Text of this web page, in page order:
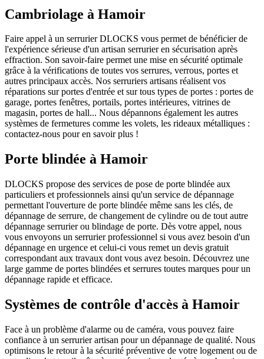
Cambriolage à Hamoir
Faire appel à un serrurier DLOCKS vous permet de bénéficier de
l'expérience sérieuse d'un artisan serrurier en sécurisation après
effraction. Son savoir-faire permet une mise en sécurité optimale
grâce à la vérifications de toutes vos serrures, verrous, portes et
autres principaux accès. Nos serruriers artisans réalisent vos
réparations sur portes d'entrée et sur tous types de portes : portes de
garage, portes fenêtres, portails, portes intérieures, vitrines de
magasin, portes de hall... Nous dépannons également les autres
systèmes de fermetures comme les volets, les rideaux métalliques :
contactez-nous pour en savoir plus !
Porte blindée à Hamoir
DLOCKS propose des services de pose de porte blindée aux
particuliers et professionnels ainsi qu'un service de dépannage
permettant l'ouverture de porte blindée même sans les clés, de
dépannage de serrure, de changement de cylindre ou de tout autre
dépannage serrurier ou blindage de porte. Dès votre appel, nous
vous envoyons un serrurier professionnel si vous avez besoin d'un
dépannage en urgence et celui-ci vous remet un devis gratuit
correspondant aux travaux dont vous avez besoin. Découvrez une
large gamme de portes blindées et serrures toutes marques pour un
dépannage rapide et efficace.
Systèmes de contrôle d'accès à Hamoir
Face à un problème d'alarme ou de caméra, vous pouvez faire
confiance à un serrurier artisan pour un dépannage de qualité. Nous
optimisons le retour à la sécurité préventive de votre logement ou de